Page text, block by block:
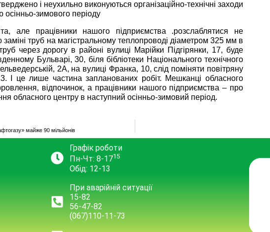
і неухильно виконуються організаційно-технічні заходи
осінньо-зимового періоду
але працівники нашого підприємства .розслаблятися не
труб на магістральному теплопроводі діаметром 325 мм в
через дорогу в районі вулиці Марійки Підгірянки, 17, буде
Бульварі, 30, біля бібліотеки Національного технічного
2А, на вулиці Франка, 10, слід поміняти повітряну
І це лише частина запланованих робіт. Мешканці обласного
відпочинок, а працівники нашого підприємства – про
обласного центру в наступний осінньо-зимовий період.
майже 90 мільйонів
Графік роботи
Пн-Чт: 8-1715
Обід: 12-13
При аварійній ситуації
15-82
56-47-82
(067)110-11-73